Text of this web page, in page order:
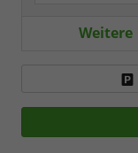
Weitere